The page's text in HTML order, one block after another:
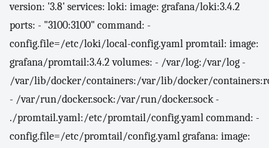
version: '3.8' services: loki: image: grafana/loki:3.4.2
ports: - "3100:3100" command: -
config.file=/etc/loki/local-config.yaml promtail: image:
grafana/promtail:3.4.2 volumes: - /var/log:/var/log -
/var/lib/docker/containers:/var/lib/docker/
- /var/run/docker.sock:/var/run/docker.sock -
./promtail.yaml:/etc/promtail/config.yaml command: -
config.file=/etc/promtail/config.yaml grafana: image: